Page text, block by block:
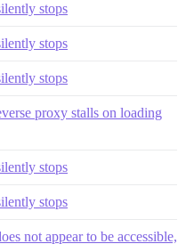
stops
stops
stops
proxy stalls on loading
stops
stops
not appear to be accessible,